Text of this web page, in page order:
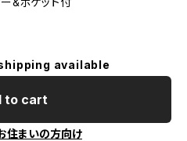
available
to cart
住まいの方向け